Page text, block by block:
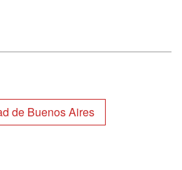
de Buenos Aires